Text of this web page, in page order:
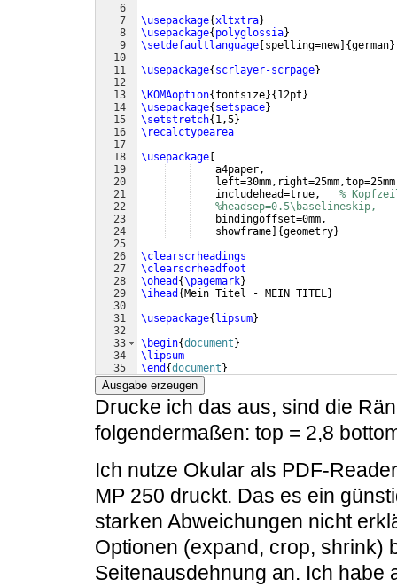
6
7
8
9
10
11
12
13
14
15
16
17
18
19
20
21
22
23
24
25
26
27
28
29
30
31
32
33
34
35
\usepackage{xltxtra}
\usepackage{ polyglossia}
\setdefaultlanguage spelling=new] {german}
\usepackage{ scrlayer-scrpage}
\KOMAoption{ fontsize}{ 12pt }
\usepackage{ setspace}
\setstretch{ 1,5}
\recalctypearea
\usepackage
    a4paper,
    includehead=true,
%
%headsep=0.5\baselineskip,
    bindingoffset=0mm,
    showframe
{geometry}
\clearscrheadings
\clearscrheadfoot
\ohead {\pagemark}
\ihead { Mein Titel - MEIN TITEL}
\usepackage{ lipsum}
\begin{document }
\lipsum
\end {document }
Ausgabe erzeugen
Drucke ich das aus, sind die
folgendermaßen: top = 2,8
Ich nutze Okular als PDF-
MP 250 druckt. Das es ein
starken Abweichungen nicht
Optionen (expand, crop, shrink)
Seitenausdehnung an. Ich habe